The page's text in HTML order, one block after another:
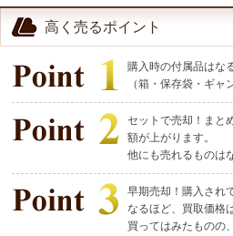
高く売るポイント
購入時の付属品はな
（箱・保存袋・ギャ
セットで売却！まと
額が上がります。
他にも売れるものは
早期売却！購入され
なるほど、買取価格
買ってはみたものの